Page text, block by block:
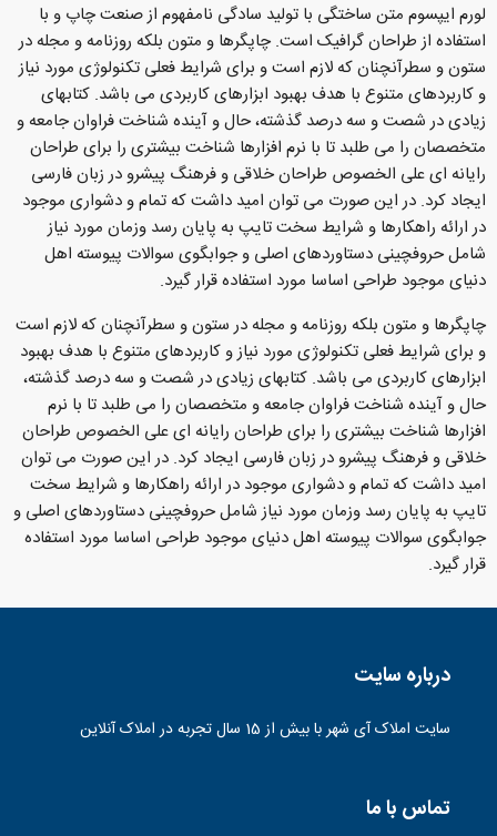
لورم ایپسوم متن ساختگی با تولید سادگی نامفهوم از صنعت چاپ و با
استفاده از طراحان گرافیک است. چاپگرها و متون بلکه روزنامه و مجله در
ستون و سطرآنچنان که لازم است و برای شرایط فعلی تکنولوژی مورد نیاز
و کاربردهای متنوع با هدف بهبود ابزارهای کاربردی می باشد. کتابهای
زیادی در شصت و سه درصد گذشته، حال و آینده شناخت فراوان جامعه و
متخصصان را می طلبد تا با نرم افزارها شناخت بیشتری را برای طراحان
رایانه ای علی الخصوص طراحان خلاقی و فرهنگ پیشرو در زبان فارسی
ایجاد کرد. در این صورت می توان امید داشت که تمام و دشواری موجود
در ارائه راهکارها و شرایط سخت تایپ به پایان رسد وزمان مورد نیاز
شامل حروفچینی دستاوردهای اصلی و جوابگوی سوالات پیوسته اهل
دنیای موجود طراحی اساسا مورد استفاده قرار گیرد.
چاپگرها و متون بلکه روزنامه و مجله در ستون و سطرآنچنان که لازم است
و برای شرایط فعلی تکنولوژی مورد نیاز و کاربردهای متنوع با هدف بهبود
ابزارهای کاربردی می باشد. کتابهای زیادی در شصت و سه درصد گذشته،
حال و آینده شناخت فراوان جامعه و متخصصان را می طلبد تا با نرم
افزارها شناخت بیشتری را برای طراحان رایانه ای علی الخصوص طراحان
خلاقی و فرهنگ پیشرو در زبان فارسی ایجاد کرد. در این صورت می توان
امید داشت که تمام و دشواری موجود در ارائه راهکارها و شرایط سخت
تایپ به پایان رسد وزمان مورد نیاز شامل حروفچینی دستاوردهای اصلی و
جوابگوی سوالات پیوسته اهل دنیای موجود طراحی اساسا مورد استفاده
قرار گیرد.
درباره سایت
سایت املاک آی شهر با بیش از 15 سال تجربه در املاک آنلاین
تماس با ما